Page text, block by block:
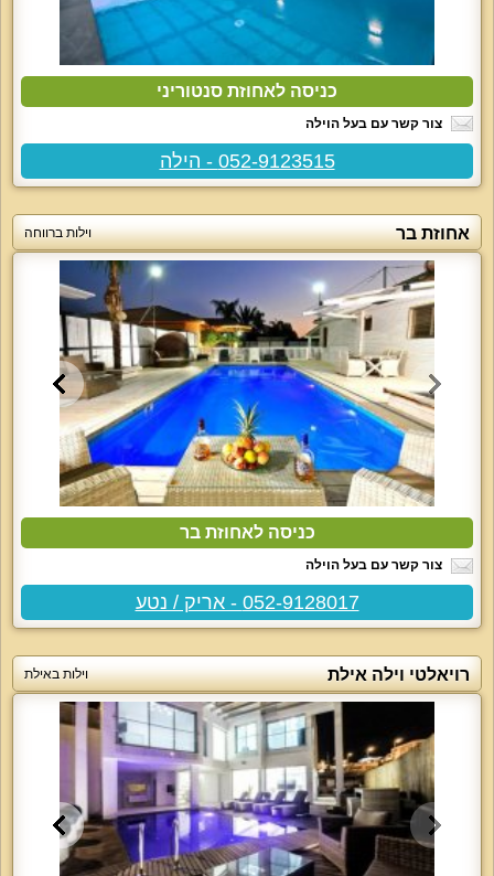
כניסה לאחוזת סנטוריני
צור קשר עם בעל הוילה
052-9123515 - הילה
אחוזת בר וילות ברווחה
כניסה לאחוזת בר
צור קשר עם בעל הוילה
052-9128017 - אריק / נטע
רויאלטי וילה אילת וילות באילת